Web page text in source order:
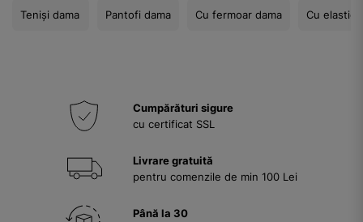
Teniși dama Pantofi dama Cu fermoar dama Cu elastic
Cumpărături sigure
cu certificat SSL
Livrare gratuită
pentru comenzile de min 100 Lei
Până la 30